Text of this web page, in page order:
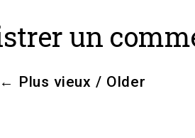
un
← Plus vieux / Older